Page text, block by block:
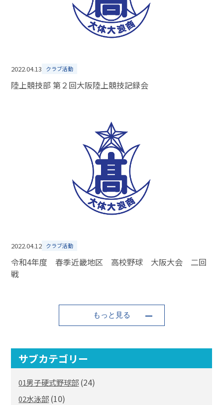
2022.04.13 クラブ活動
陸上競技部 第２回大阪陸上競技記録会
2022.04.12 クラブ活動
令和4年度 春季近畿地区 高校野球 大阪大会 二回
戦
もっと見る
サブカテゴリー
01男子硬式野球部 (24)
02水泳部 (10)